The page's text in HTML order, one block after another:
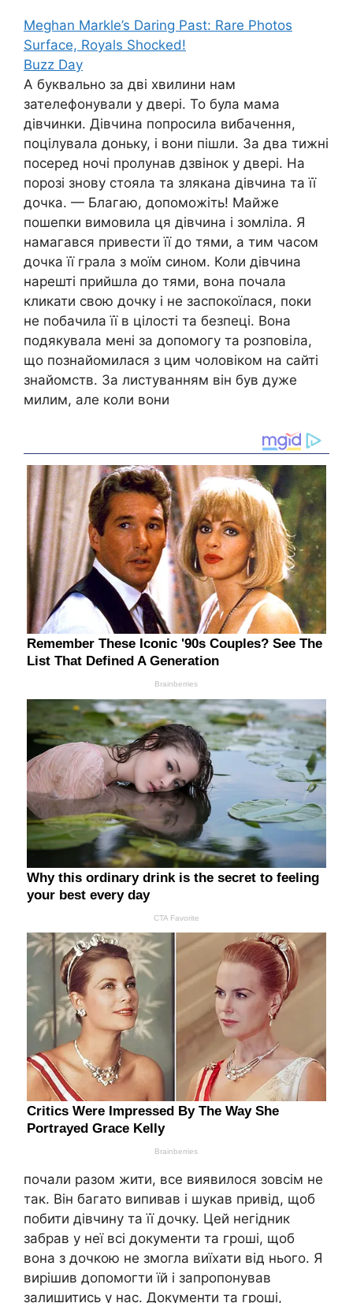
Meghan Markle’s Daring Past: Rare Photos
Surface, Royals Shocked!
Buzz Day
А буквально за дві хвилини нам
зателефонували у двері. То була мама
дівчинки. Дівчина попросила вибачення,
поцілувала доньку, і вони пішли. За два тижні
посеред ночі пролунав дзвінок у двері. На
порозі знову стояла та злякана дівчина та її
дочка. — Благаю, допоможіть! Майже
пошепки вимовила ця дівчина і зомліла. Я
намагався привести її до тями, а тим часом
дочка її грала з моїм сином. Коли дівчина
нарешті прийшла до тями, вона почала
кликати свою дочку і не заспокоїлася, поки
не побачила її в цілості та безпеці. Вона
подякувала мені за допомогу та розповіла,
що познайомилася з цим чоловіком на сайті
знайомств. За листуванням він був дуже
милим, але коли вони
почали разом жити, все виявилося зовсім не
так. Він багато випивав і шукав привід, щоб
побити дівчину та її дочку. Цей негідник
забрав у неї всі документи та гроші, щоб
вона з дочкою не змогла виїхати від нього. Я
вирішив допомогти їй і запропонував
залишитись у нас. Документи та гроші,